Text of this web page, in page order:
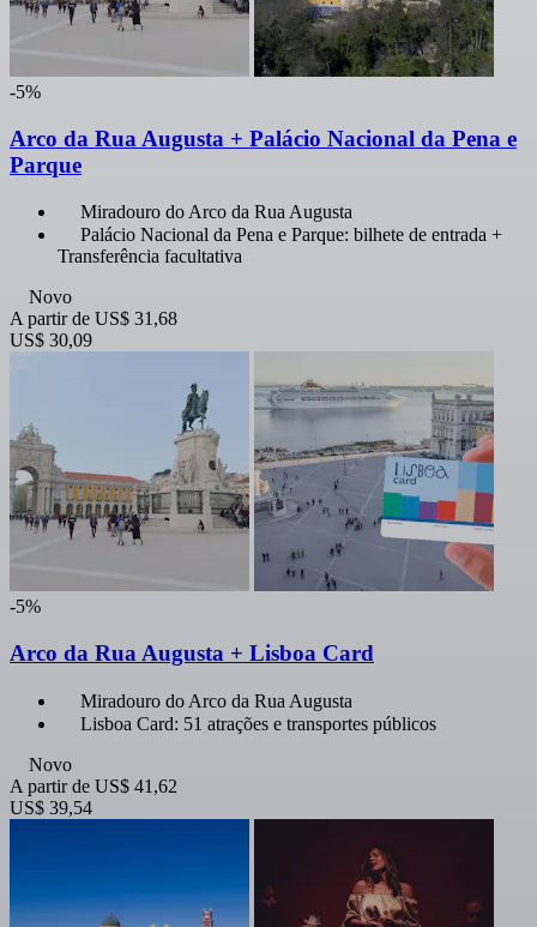
-5%
Arco da Rua Augusta + Palácio Nacional da Pena e
Parque
Miradouro do Arco da Rua Augusta
Palácio Nacional da Pena e Parque: bilhete de entrada +
Transferência facultativa
Novo
A partir de US$ 31,68
US$ 30,09
-5%
Arco da Rua Augusta + Lisboa Card
Miradouro do Arco da Rua Augusta
Lisboa Card: 51 atrações e transportes públicos
Novo
A partir de US$ 41,62
US$ 39,54